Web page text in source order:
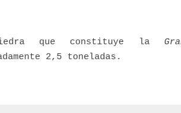
que constituye la
2,5 toneladas.